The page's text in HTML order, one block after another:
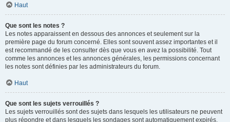
Haut
Que sont les notes ?
Les notes apparaissent en dessous des annonces et seulement sur la
première page du forum concerné. Elles sont souvent assez importantes et il
est recommandé de les consulter dès que vous en avez la possibilité. Tout
comme les annonces et les annonces générales, les permissions concernant
les notes sont définies par les administrateurs du forum.
Haut
Que sont les sujets verrouillés ?
Les sujets verrouillés sont des sujets dans lesquels les utilisateurs ne peuvent
plus répondre et dans lesquels les sondages sont automatiquement expirés.